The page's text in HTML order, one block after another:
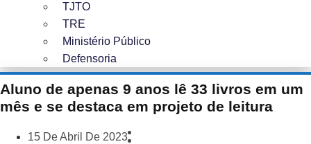
TJTO
TRE
Ministério Público
Defensoria
Aluno de apenas 9 anos lê 33 livros em um
mês e se destaca em projeto de leitura
15 De Abril De 2023